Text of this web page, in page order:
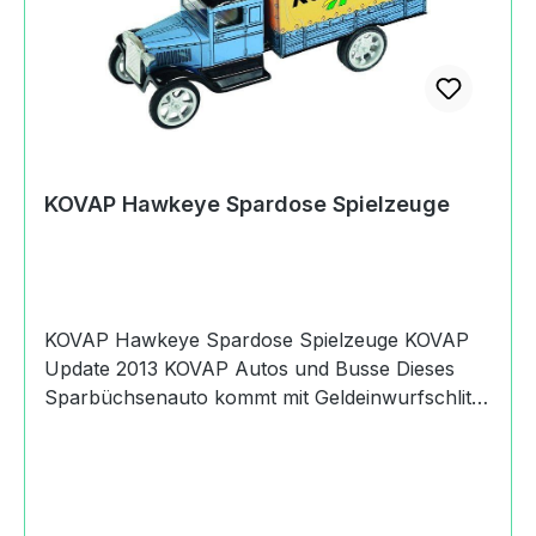
KOVAP Hawkeye Spardose Spielzeuge
KOVAP Hawkeye Spardose Spielzeuge KOVAP
Update 2013 KOVAP Autos und Busse Dieses
Sparbüchsenauto kommt mit Geldeinwurfschlitz